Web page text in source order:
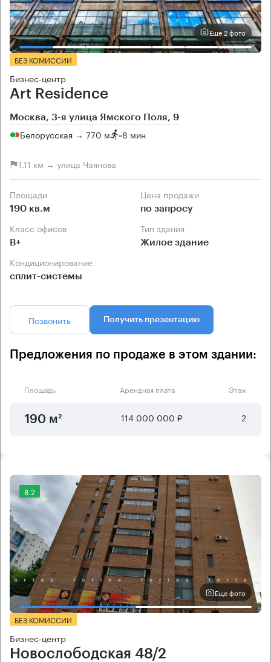
Еще 2 фото
БЕЗ КОМИССИИ
Бизнес-центр
Art Residence
Москва, 3-я улица Ямского Поля, 9
Белорусская → 770 м ~8 мин
1.11 км → улица Чаянова
Площади
190 кв.м
Цена продажи
по запросу
Класс офисов
B+
Тип здания
Жилое здание
Кондиционирование
сплит-системы
Позвонить Получить презентацию
Предложения по продаже в этом здании:
Площадь Арендная плата Этаж
190 м² 114 000 000 ₽ 2
8.2
Еще фото
БЕЗ КОМИССИИ
Бизнес-центр
Новослободская 48/2